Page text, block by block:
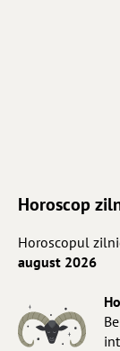
Horoscop
Horoscopul
august 2026